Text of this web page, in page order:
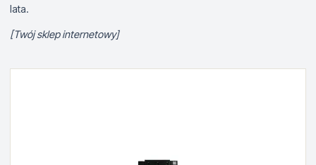
lata.
[Twój sklep internetowy]